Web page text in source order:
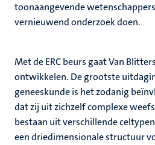
toonaangevende
vernieuwend onderzoek doen.
Met de ERC beurs gaat Van
ontwikkelen. De grootste
geneeskunde is het zodanig
dat zij uit zichzelf complexe
bestaan uit verschillende
een driedimensionale structuur